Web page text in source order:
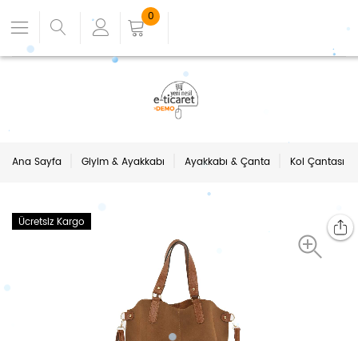
0
Ana Sayfa Giyim & Ayakkabı Ayakkabı & Çanta Kol Çantası
Ücretsiz Kargo